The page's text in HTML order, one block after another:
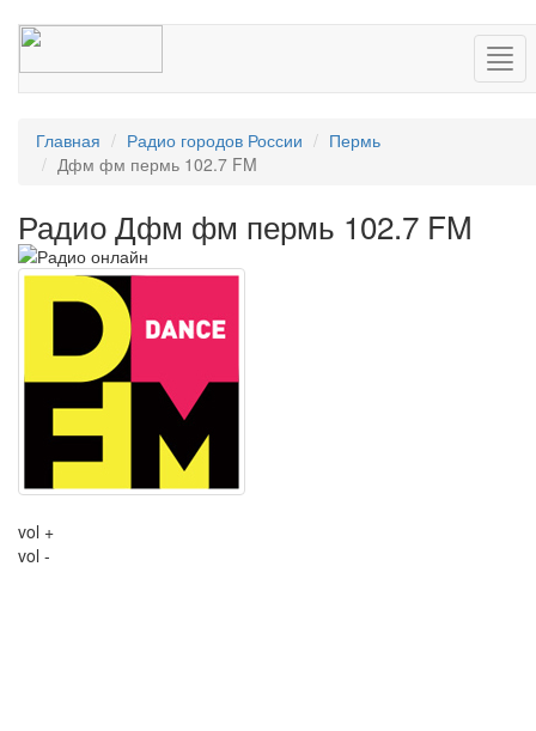
Главная Радио городов России
Пермь
Дфм фм пермь 102.7 FM
Радио Дфм фм пермь 102.7 FM
vol +
vol -